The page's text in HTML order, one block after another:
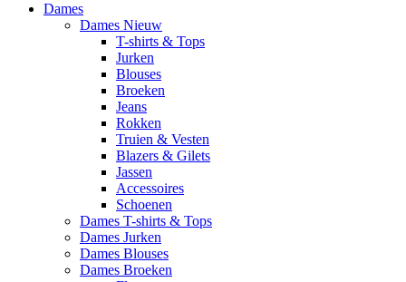
Dames
Dames Nieuw
T-shirts & Tops
Jurken
Blouses
Broeken
Jeans
Rokken
Truien & Vesten
Blazers & Gilets
Jassen
Accessoires
Schoenen
Dames T-shirts & Tops
Dames Jurken
Dames Blouses
Dames Broeken